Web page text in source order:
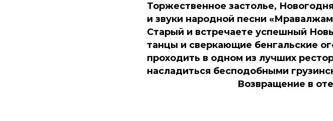
Торжественное застолье,
и звуки народной песни
Старый и встречаете успешный
танцы и сверкающие бенгальские
проходить в одном из лучших
насладиться бесподобными
Возвращение в